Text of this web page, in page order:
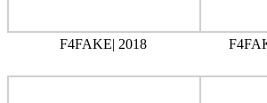
F4FAKE| 2018